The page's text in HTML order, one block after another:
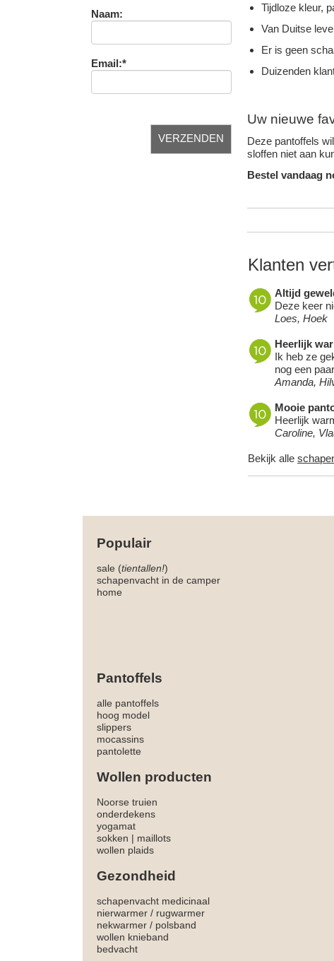
Naam:
Email:*
Tijdloze kleur,
Van Duitse
Er is geen
Duizenden
Uw nieuwe
Deze pantoffels
sloffen niet aan
Bestel vandaag
Klanten
Altijd
Deze keer
Loes, Hoek
Heerlijk
Ik heb ze
nog een
Amanda,
Mooie
Heerlijk
Caroline,
Bekijk alle
Populair
sale (tientallen!)
schapenvacht in de camper
home
Pantoffels
alle pantoffels
hoog model
slippers
mocassins
pantolette
Wollen producten
Noorse truien
onderdekens
yogamat
sokken | maillots
wollen plaids
Gezondheid
schapenvacht medicinaal
nierwarmer / rugwarmer
nekwarmer / polsband
wollen knieband
bedvacht